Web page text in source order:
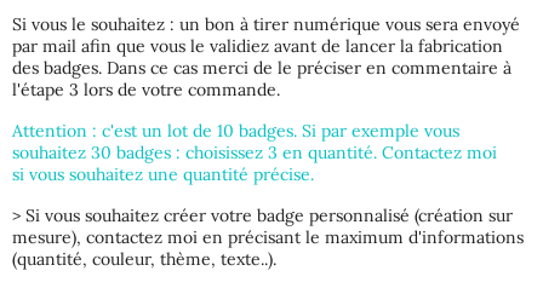
Si vous le souhaitez : un bon à tirer numérique vous sera envoyé
par mail afin que vous le validiez avant de lancer la fabrication
des badges. Dans ce cas merci de le préciser en commentaire à
l'étape 3 lors de votre commande.
Attention : c'est un lot de 10 badges. Si par exemple vous
souhaitez 30 badges : choisissez 3 en quantité. Contactez moi
si vous souhaitez une quantité précise.
> Si vous souhaitez créer votre badge personnalisé (création sur
mesure), contactez moi en précisant le maximum d'informations
(quantité, couleur, thème, texte..).